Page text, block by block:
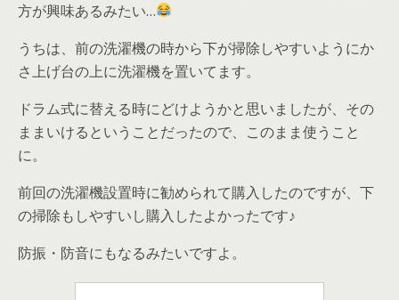
方が興味あるみたい…
うちは、前の洗濯機の時から下が掃除しやすいようにか
さ上げ台の上に洗濯機を置いてます。
ドラム式に替える時にどけようかと思いましたが、その
ままいけるということだったので、このまま使うこと
に。
前回の洗濯機設置時に勧められて購入したのですが、下
の掃除もしやすいし購入したよかったです♪
防振・防音にもなるみたいですよ。